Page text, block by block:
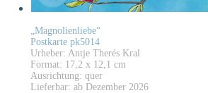
„Magnolienliebe“
Postkarte pk5014
Urheber: Antje Therés Kral
Format: 17,2 x 12,1 cm
Ausrichtung: quer
Lieferbar: ab Dezember 2026